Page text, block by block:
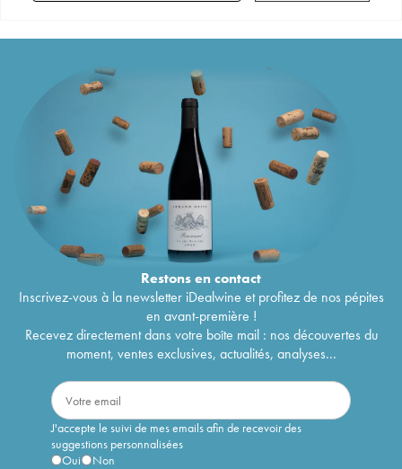
Restons encontact
Inscrivez-vous à la newsletter iDealwine et profitez de nos pépites
en avant-première !
Recevez directement dans votre boîte mail : nos découvertes du
moment, ventes exclusives, actualités, analyses...
J'accepte le suivi de mes emails afin de recevoir des
suggestions personnalisées
Oui
Non